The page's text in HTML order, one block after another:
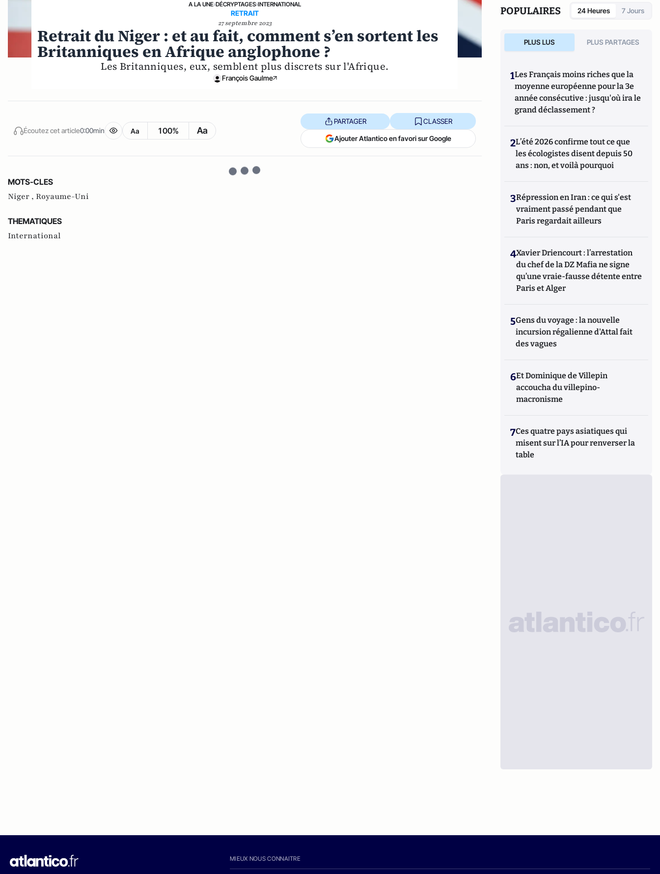
A LA UNE›DÉCRYPTAGES›INTERNATIONAL
RETRAIT
27 septembre 2023
Retrait du Niger : et au fait, comment s’en sortent les
Britanniques en Afrique anglophone ?
Les Britanniques, eux, semblent plus discrets sur l'Afrique.
François Gaulme
Écoutez cet article0:00min Aa 100% Aa
PARTAGER CLASSER
Ajouter Atlantico en favori sur Google
MOTS-CLES
Niger , Royaume-Uni
THEMATIQUES
International
POPULAIRES 24 Heures 7 Jours
PLUS LUS PLUS PARTAGES
1Les Français moins riches que la
moyenne européenne pour la 3e
année consécutive : jusqu'où ira le
grand déclassement ?
2L’été 2026 confirme tout ce que
les écologistes disent depuis 50
ans : non, et voilà pourquoi
3Répression en Iran : ce qui s'est
vraiment passé pendant que
Paris regardait ailleurs
4Xavier Driencourt : l’arrestation
du chef de la DZ Mafia ne signe
qu’une vraie-fausse détente entre
Paris et Alger
5Gens du voyage : la nouvelle
incursion régalienne d'Attal fait
des vagues
6Et Dominique de Villepin
accoucha du villepino-
macronisme
7Ces quatre pays asiatiques qui
misent sur l’IA pour renverser la
table
MIEUX NOUS CONNAITRE